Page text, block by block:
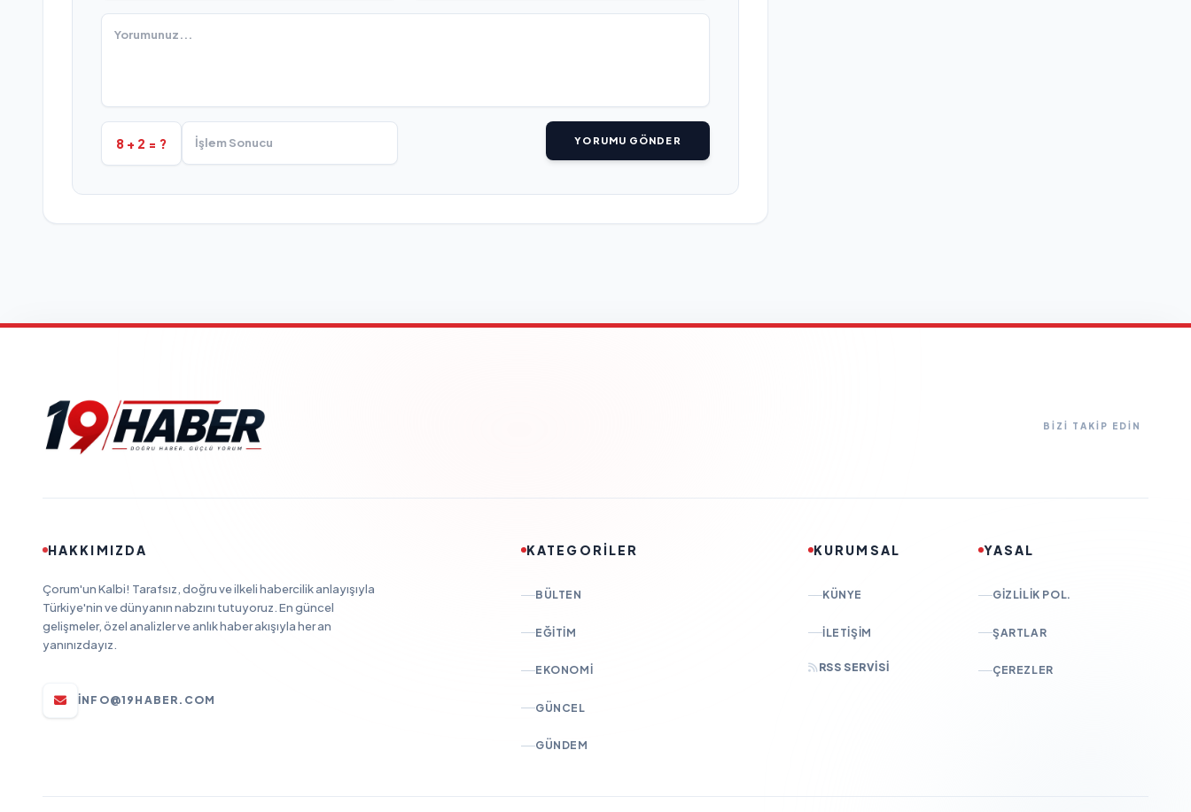
8 + 2 = ? YORUMU GÖNDER
BİZİ TAKİP EDİN
HAKKIMIZDA
Çorum'un Kalbi! Tarafsız, doğru ve ilkeli habercilik anlayışıyla
Türkiye'nin ve dünyanın nabzını tutuyoruz. En güncel
gelişmeler, özel analizler ve anlık haber akışıyla her an
yanınızdayız.
INFO@19HABER.COM
KATEGORİLER
BÜLTEN
EĞITIM
EKONOMI
GÜNCEL
GÜNDEM
KURUMSAL
KÜNYE
İLETIŞIM
RSS SERVISI
YASAL
GIZLILIK POL.
ŞARTLAR
ÇEREZLER